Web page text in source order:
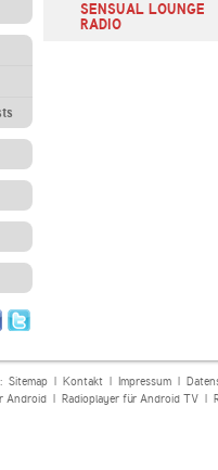
SENSUAL LOUNGE
RADIO
Sitemap| Kontakt| Impressum|
Android| Radioplayer für Android TV|